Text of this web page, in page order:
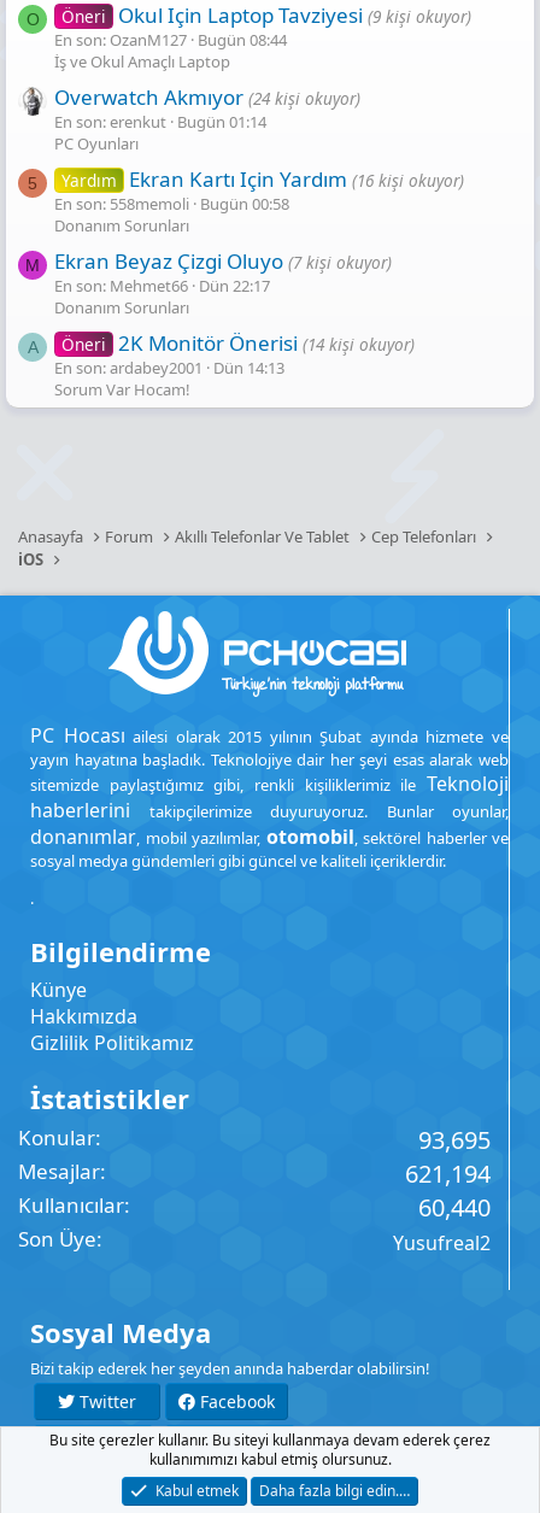
O Öneri Okul Için Laptop Tavziyesi (9 kişi okuyor)
En son: OzanM127 Bugün 08:44
İş ve Okul Amaçlı Laptop
Overwatch Akmıyor (24 kişi okuyor)
En son: erenkut Bugün 01:14
PC Oyunları
5 Yardım Ekran Kartı Için Yardım (16 kişi okuyor)
En son: 558memoli Bugün 00:58
Donanım Sorunları
M Ekran Beyaz Çizgi Oluyo (7 kişi okuyor)
En son: Mehmet66 Dün 22:17
Donanım Sorunları
A Öneri 2K Monitör Önerisi (14 kişi okuyor)
En son: ardabey2001
Dün 14:13
Sorum Var Hocam!
Anasayfa Forum Akıllı Telefonlar Ve Tablet
Cep Telefonları
iOS
PC Hocası ailesi olarak 2015 yılının Şubat ayında hizmete ve
yayın hayatına başladık. Teknolojiye dair her şeyi esas alarak web
sitemizde paylaştığımız gibi, renkli kişiliklerimiz ile Teknoloji
haberlerini takipçilerimize duyuruyoruz. Bunlar oyunlar,
donanımlar, mobil yazılımlar, otomobil, sektörel haberler ve
sosyal medya gündemleri gibi güncel ve kaliteli içeriklerdir.
.
Bilgilendirme
Künye
Hakkımızda
Gizlilik Politikamız
İstatistikler
Konular 93,695
Mesajlar 621,194
Kullanıcılar 60,440
Son Üye Yusufreal2
Sosyal Medya
Bizi takip ederek her şeyden anında haberdar olabilirsin!
Twitter
Facebook
YouTube
Instagram
Şartlar Gizlilik Yardım Anasayfa
R
Bu site çerezler kullanır. Bu siteyi kullanmaya devam ederek çerez
kullanımımızı kabul etmiş olursunuz.
Kabul etmek
Daha fazla bilgi edin.…